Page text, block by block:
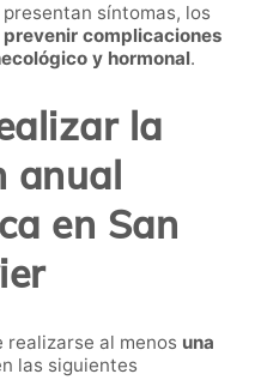
síntomas, los
prevenir complicaciones
y hormonal.
la
anual
en San
realizarse al menos una
las siguientes